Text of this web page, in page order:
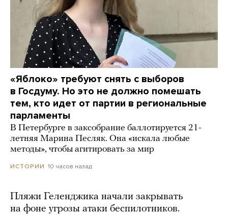
«Яблоко» требуют снять с выборов
в Госдуму. Но это не должно помешать
тем, кто идет от партии в региональные
парламенты
В Петербурге в заксобрание баллотируется 21-
летняя Марина Песляк. Она «искала любые
методы», чтобы агитировать за мир
ИСТОРИИ 10 часов назад
Пляжи Геленджика начали закрывать
на фоне угрозы атаки беспилотников.